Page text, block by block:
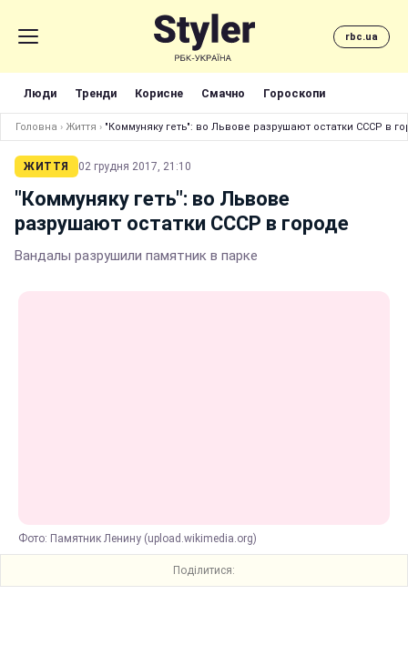
rbc.ua
Люди Тренди Корисне Смачно Гороскопи
Головна › Життя › "Коммуняку геть": во Львове разрушают остатки СССР в
ЖИТТЯ 02 грудня 2017, 21:10
"Коммуняку геть": во Львове
разрушают остатки СССР в городе
Вандалы разрушили памятник в парке
Фото: Памятник Ленину (upload.wikimedia.org)
Поділитися: